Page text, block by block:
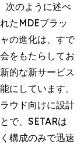
次のように述べ
たMDEプラッ
の進化は、すで
をもたらしてお
的な新サービス
にしています。
ウド向けに設計
で、SETARは
構成のみで迅速